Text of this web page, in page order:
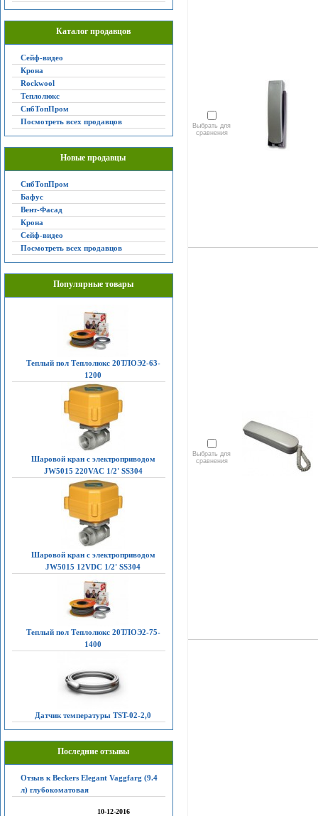
Каталог продавцов
Сейф-видео
Крона
Rockwool
Теплолюкс
СибТопПром
Посмотреть всех продавцов
Новые продавцы
СибТопПром
Бафус
Вент-Фасад
Крона
Сейф-видео
Посмотреть всех продавцов
Популярные товары
Теплый пол Теплолюкс 20ТЛОЭ2-63-
1200
Шаровой кран с электроприводом
JW5015 220VAC 1/2' SS304
Шаровой кран с электроприводом
JW5015 12VDC 1/2' SS304
Теплый пол Теплолюкс 20ТЛОЭ2-75-
1400
Датчик температуры TST-02-2,0
Последние отзывы
Отзыв к Beckers Elegant Vaggfarg (9.4
л) глубокоматовая
10-12-2016
Выбрать для
сравнения
Выбрать для
сравнения